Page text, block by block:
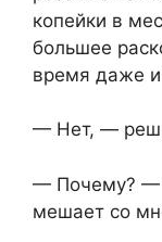
копейки в
большее
время даже
— Нет, —
— Почему? —
мешает со